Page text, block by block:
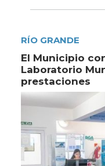
RÍO GRANDE
El Municipio
Laboratorio
prestaciones